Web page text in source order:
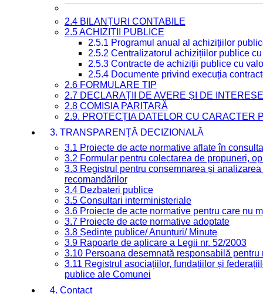
2.4 BILANȚURI CONTABILE
2.5 ACHIZIȚII PUBLICE
2.5.1 Programul anual al achizițiilor
2.5.2 Centralizatorul achizițiilor publice
2.5.3 Contracte de achiziții publice cu
2.5.4 Documente privind execuția
2.6 FORMULARE TIP
2.7 DECLARAȚII DE AVERE ȘI DE INTERESE
2.8 COMISIA PARITARĂ
2.9. PROTECȚIA DATELOR CU CARACTER
3. TRANSPARENȚĂ DECIZIONALĂ
3.1 Proiecte de acte normative aflate în
3.2 Formular pentru colectarea de propuneri,
3.3 Registrul pentru consemnarea și
recomandărilor
3.4 Dezbateri publice
3.5 Consultari interministeriale
3.6 Proiecte de acte normative pentru care nu
3.7 Proiecte de acte normative adoptate
3.8 Ședințe publice/ Anunțuri/ Minute
3.9 Rapoarte de aplicare a Legii nr. 52/2003
3.10 Persoana desemnată responsabilă
3.11 Registrul asociațiilor, fundațiilor și
publice ale Comunei
4. Contact